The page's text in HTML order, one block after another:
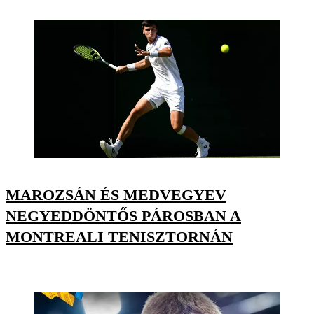
MAROZSÁN ÉS MEDVEGYEV
NEGYEDDÖNTŐS PÁROSBAN A
MONTREALI TENISZTORNÁN